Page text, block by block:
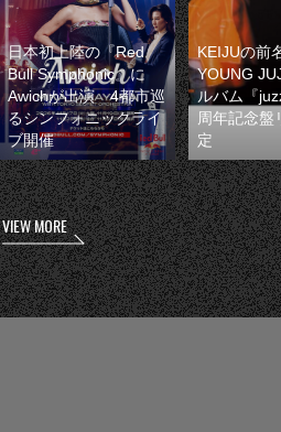
日本初上陸の『Red
Bull Symphonic』に
Awichが出演 4都市巡
るシンフォニックライ
ブ開催
KEIJUの前
YOUNG
ルバム『
周年記念盤
定
VIEW MORE